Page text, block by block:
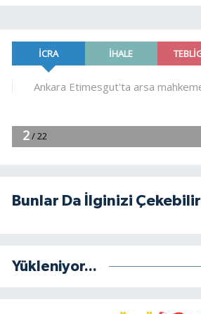
Bunlar Da İlginizi Çekebilir
Yükleniyor...